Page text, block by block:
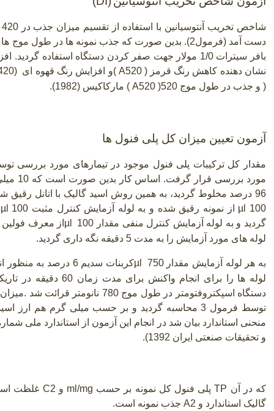
بافر سیترات 1/0 مولار جهت صفر کردن دستگاه استفاده گردید. افزایش در
نشان دهنده کاهش رنگ قرمز ( A520 )و افزایش رنگ قهوه ای
) و جذب در طول موج 520 ( A520 ) مارکاکیس (1982).
آزمون تعیین میزان کل پلی فنول ها
مقدار کل ترکیبات پلی فنول موجود در تیمارهای مورد بررسی
96 درصد مخلوط گردید، به همین روش اسید گالیک با اتانل
100
µl از نمونه رقیق شده و به لوله آزمایش کنترل مثبت 100
گردید و به لوله آزمایش کنترل منفی مقدار 100
µl از معرف
لوله های مورد آزمایش را به مدت 5 دقیقه نگه داری گردید.
به هر لوله آزمایش مقدار 750 µl
کربنات سدیم 6 درصد
لوله ها را برای انجام
دستگاه اسپکتروفتومتر در طول موج 780 نانومتر قرائت شد
.
توسط فرمول 3 محاسبه گردید و بر حسب میلی گرم هم ارز
و تحقیقات صنعتی ایران 1392 .(
که در آن TP پلی فنول کل نمونه بر حسب ml/mg و C2 غلظت
گالیک استاندارد و A2 جذب نمونه است.